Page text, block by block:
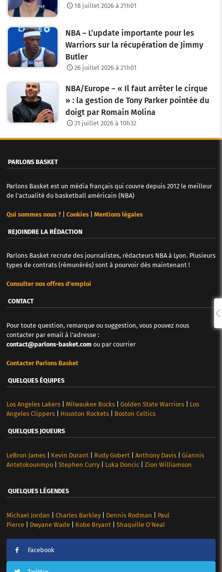
18 juillet 2026 à 21h01
NBA – L’update importante pour les
Warriors sur la récupération de Jimmy
Butler
26 juillet 2026 à 21h01
NBA/Europe – « Il faut arrêter le cirque
» : la gestion de Tony Parker pointée du
doigt par Romain Molina
31 juillet 2026 à 10h32
PARLONS BASKET
Parlons Basket est un média français qui couvre depuis 2012 le meilleur
de l'actualité du basketball américain (NBA)
Qui sommes nous ?| Cookies| Mentions légales
REJOINDRE LA RÉDACTION
Parlons Basket recrute des journalistes, rédacteurs NBA à Lyon. Plusieurs
types de contrats (rémunérés) sont à pourvoir dès maintenant !
Consulter nos offres d'emploi
CONTACT
Pour toute question, remarque ou suggestion, vous pouvez nous
contacter par email à l'adresse :
contact@parlons-basket.com ou par courrier
Contacter Parlons Basket
QUELQUES ÉQUIPES
Los Angeles Lakers| Milwaukee Bucks| Golden State Warriors| Los
Angeles Clippers| Houston Rockets| Boston Celtics
QUELQUES JOUEURS
LeBron James| Kevin Durant Rudy Gobert Anthony Davis| Giannis
Antetokounmpo| Stephen Curry| Luka Doncic| Zion Williamson
QUELQUES LÉGENDES
Michael Jordan Charles Barkley| Dennis Rodman
Paul
Pierce| Dwyane Wade| Kobe Bryant Shaquille O’Neal
Facebook